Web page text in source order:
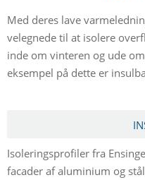
Med deres lave
velegnede til at isolere
inde om vinteren og ude
eksempel på dette er
Isoleringsprofiler fra
facader af aluminium og